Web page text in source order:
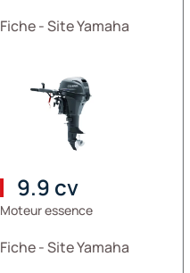
Fiche - Site Yamaha
9.9 cv
Moteur essence
Fiche - Site Yamaha